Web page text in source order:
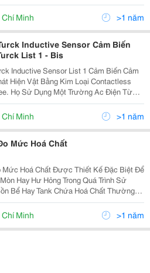
Vị Trí Không Được Phát Hiện Thông Qua
Định Vị
Chí Minh >1 năm
Inductive Sensor Cảm Biến
List 1 - Bis
Sensor List 1 Cảm Biến Cảm
Hiện Vật Bằng Kim Loại Contactless
Họ Sử Dụng Một Trường Ac Điện Từ
Tương Tác Với Các Mục Tiêu. Điểm
Rất Lớn, Độ Tin Cậy, Tầ
Chí Minh >1 năm
Mức Hoá Chất
Mức Hoá Chất Được Thiết Kế Đặc Biệt Để
Hay Hư Hỏng Trong Quá Trình Sử
Bể Hay Tank Chứa Hoá Chất Thường
Vật Liệu Inox Hay Nhựa Chống Ăn
Trong Các Tank Chứa Liệu Thường
Chí Minh >1 năm